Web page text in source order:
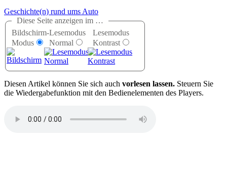
Geschichte(n) rund ums Auto
Diese Seite anzeigen im …
Bildschirm-
Modus
Lesemodus
Normal
Lesemodus
Kontrast
Diesen Artikel können Sie sich auch vorlesen lassen. Steuern Sie
die Wiedergabefunktion mit den Bedienelementen des Players.